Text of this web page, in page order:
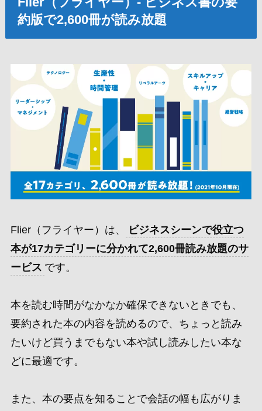
約版で2,600冊が読み放題
Flier（フライヤー）は、
ビジネスシーンで役立つ
本が17カテゴリーに分かれて2,600冊読み放題のサ
ービス です。
本を読む時間がなかなか確保できないときでも、
要約された本の内容を読めるので、ちょっと読み
たいけど買うまでもない本や試し読みしたい本な
どに最適です。
また、本の要点を知ることで会話の幅も広がりま